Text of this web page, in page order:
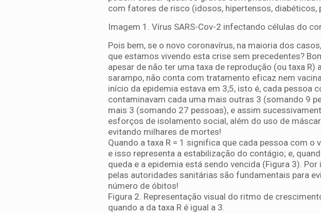
com fatores de risco (idosos, hipertensos, diabéticos,
Imagem 1. Vírus SARS-Cov-2 infectando células do
Pois bem, se o novo coronavírus, na maioria dos
que estamos vivendo esta crise sem precedentes?
apesar de não ter uma taxa de reprodução (ou taxa
sarampo, não conta com tratamento eficaz nem
início da epidemia estava em 3,5, isto é, cada pessoa
contaminavam cada uma mais outras 3 (somando 9
mais 3 (somando 27 pessoas), e assim
esforços de isolamento social, além do uso de
evitando milhares de mortes!
Quando a taxa R = 1 significa que cada pessoa com
e isso representa a estabilização do contágio; e,
queda e a epidemia está sendo vencida (Figura 3).
pelas autoridades sanitárias são fundamentais para
número de óbitos!
Figura 2. Representação visual do ritmo de
quando a da taxa R é igual a 3.